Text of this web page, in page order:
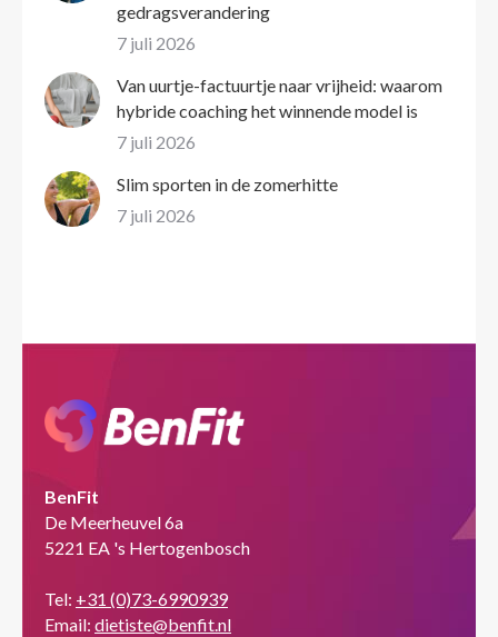
gedragsverandering
7 juli 2026
Van uurtje-factuurtje naar vrijheid: waarom
hybride coaching het winnende model is
7 juli 2026
Slim sporten in de zomerhitte
7 juli 2026
BenFit
De Meerheuvel 6a
5221 EA 's Hertogenbosch
Tel: +31 (0)73-6990939
Email: dietiste@benfit.nl